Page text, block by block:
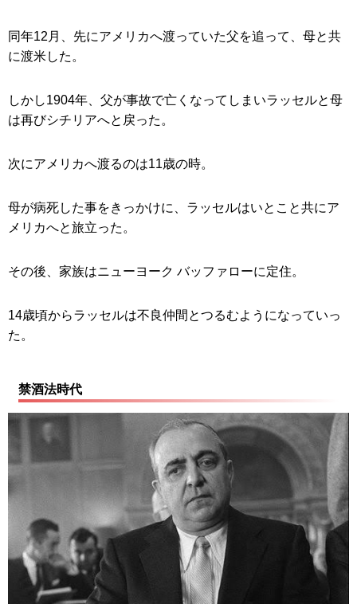
同年12月、先にアメリカへ渡っていた父を追って、母と共
に渡米した。
しかし1904年、父が事故で亡くなってしまいラッセルと母
は再びシチリアへと戻った。
次にアメリカへ渡るのは11歳の時。
母が病死した事をきっかけに、ラッセルはいとこと共にア
メリカへと旅立った。
その後、家族はニューヨーク バッファローに定住。
14歳頃からラッセルは不良仲間とつるむようになっていっ
た。
禁酒法時代